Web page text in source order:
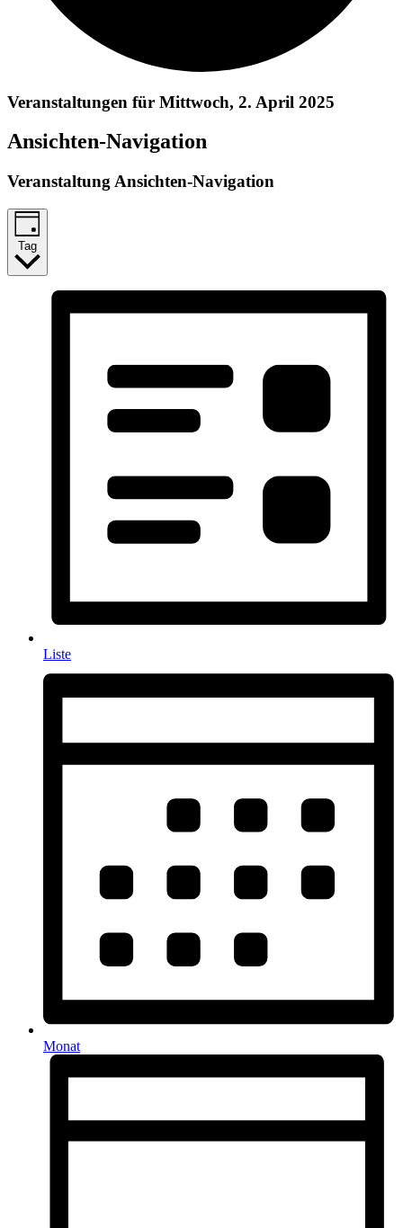
Veranstaltungen für Mittwoch, 2. April 2025
Ansichten-Navigation
Veranstaltung Ansichten-Navigation
Tag
Liste
Monat